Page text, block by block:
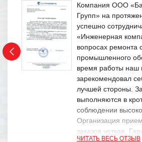
Компания ООО
Групп» на
успешно
«Инженерная
вопросах ремонта
промышленного
время работы наш
зарекомендовал
лучшей стороны.
выполняются в
соблюдении
Организация
заказов четкая.
ЧИТАТЬ ВЕСЬ ОТЗЫВ